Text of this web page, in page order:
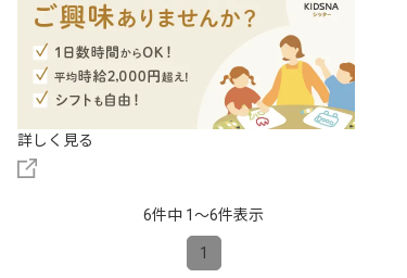
詳しく見る
6件中 1〜6件表示
1